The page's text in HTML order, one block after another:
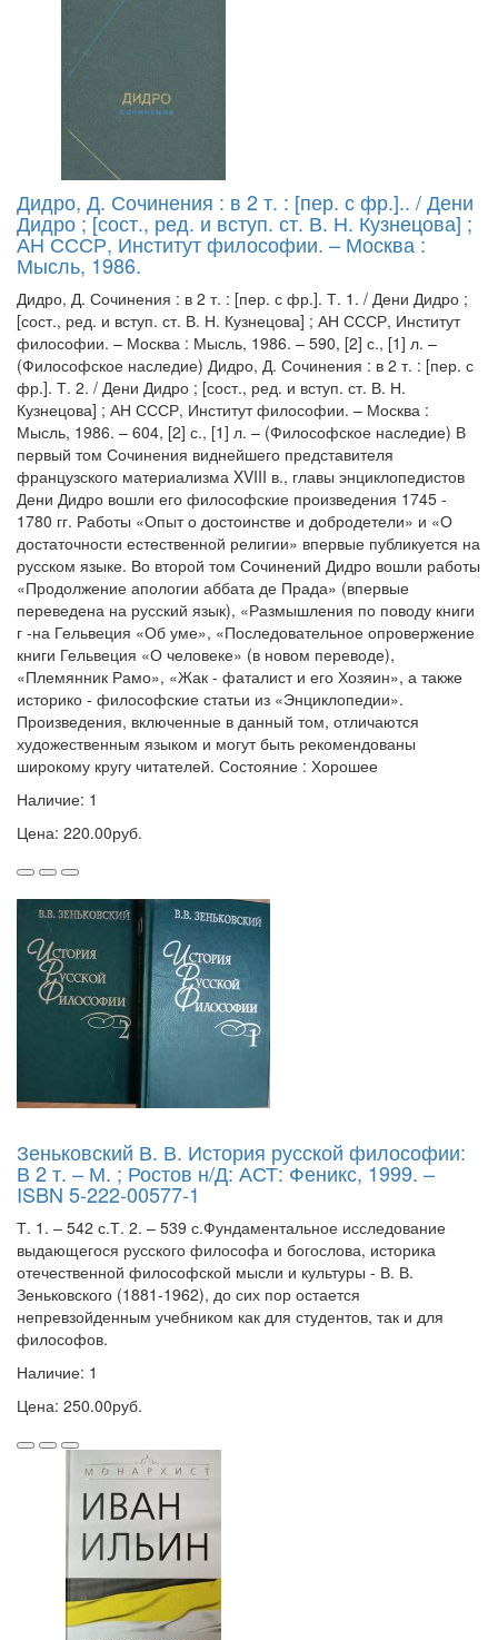
Дидро, Д. Сочинения : в 2 т. : [пер. с фр.].. / Дени
Дидро ; [сост., ред. и вступ. ст. В. Н. Кузнецова] ;
АН СССР, Институт философии. – Москва :
Мысль, 1986.
Дидро, Д. Сочинения : в 2 т. : [пер. с фр.]. Т. 1. / Дени Дидро ;
[сост., ред. и вступ. ст. В. Н. Кузнецова] ; АН СССР, Институт
философии. – Москва : Мысль, 1986. – 590, [2] с., [1] л. –
(Философское наследие) Дидро, Д. Сочинения : в 2 т. : [пер. с
фр.]. Т. 2. / Дени Дидро ; [сост., ред. и вступ. ст. В. Н.
Кузнецова] ; АН СССР, Институт философии. – Москва :
Мысль, 1986. – 604, [2] с., [1] л. – (Философское наследие) В
первый том Сочинения виднейшего представителя
французского материализма XVIII в., главы энциклопедистов
Дени Дидро вошли его философские произведения 1745 -
1780 гг. Работы «Опыт о достоинстве и добродетели» и «О
достаточности естественной религии» впервые публикуется на
русском языке. Во второй том Сочинений Дидро вошли работы
«Продолжение апологии аббата де Прада» (впервые
переведена на русский язык), «Размышления по поводу книги
г -на Гельвеция «Об уме», «Последовательное опровержение
книги Гельвеция «О человеке» (в новом переводе),
«Племянник Рамо», «Жак - фаталист и его Хозяин», а также
историко - философские статьи из «Энциклопедии».
Произведения, включенные в данный том, отличаются
художественным языком и могут быть рекомендованы
широкому кругу читателей. Состояние : Хорошее
Наличие: 1
Цена: 220.00руб.
Зеньковский В. В. История русской философии:
В 2 т. – М. ; Ростов н/Д: АСТ: Феникс, 1999. –
ISBN 5-222-00577-1
Т. 1. – 542 с.Т. 2. – 539 с.Фундаментальное исследование
выдающегося русского философа и богослова, историка
отечественной философской мысли и культуры - В. В.
Зеньковского (1881-1962), до сих пор остается
непревзойденным учебником как для студентов, так и для
философов.
Наличие: 1
Цена: 250.00руб.